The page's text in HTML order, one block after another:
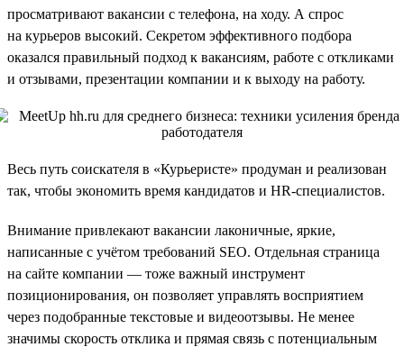
просматривают вакансии с телефона, на ходу. А спрос
на курьеров высокий. Секретом эффективного подбора
оказался правильный подход к вакансиям, работе с откликами
и отзывами, презентации компании и к выходу на работу.
Весь путь соискателя в «Курьеристе» продуман и реализован
так, чтобы экономить время кандидатов и HR-специалистов.
Внимание привлекают вакансии лаконичные, яркие,
написанные с учётом требований SEO. Отдельная страница
на сайте компании — тоже важный инструмент
позиционирования, он позволяет управлять восприятием
через подобранные текстовые и видеоотзывы. Не менее
значимы скорость отклика и прямая связь с потенциальным